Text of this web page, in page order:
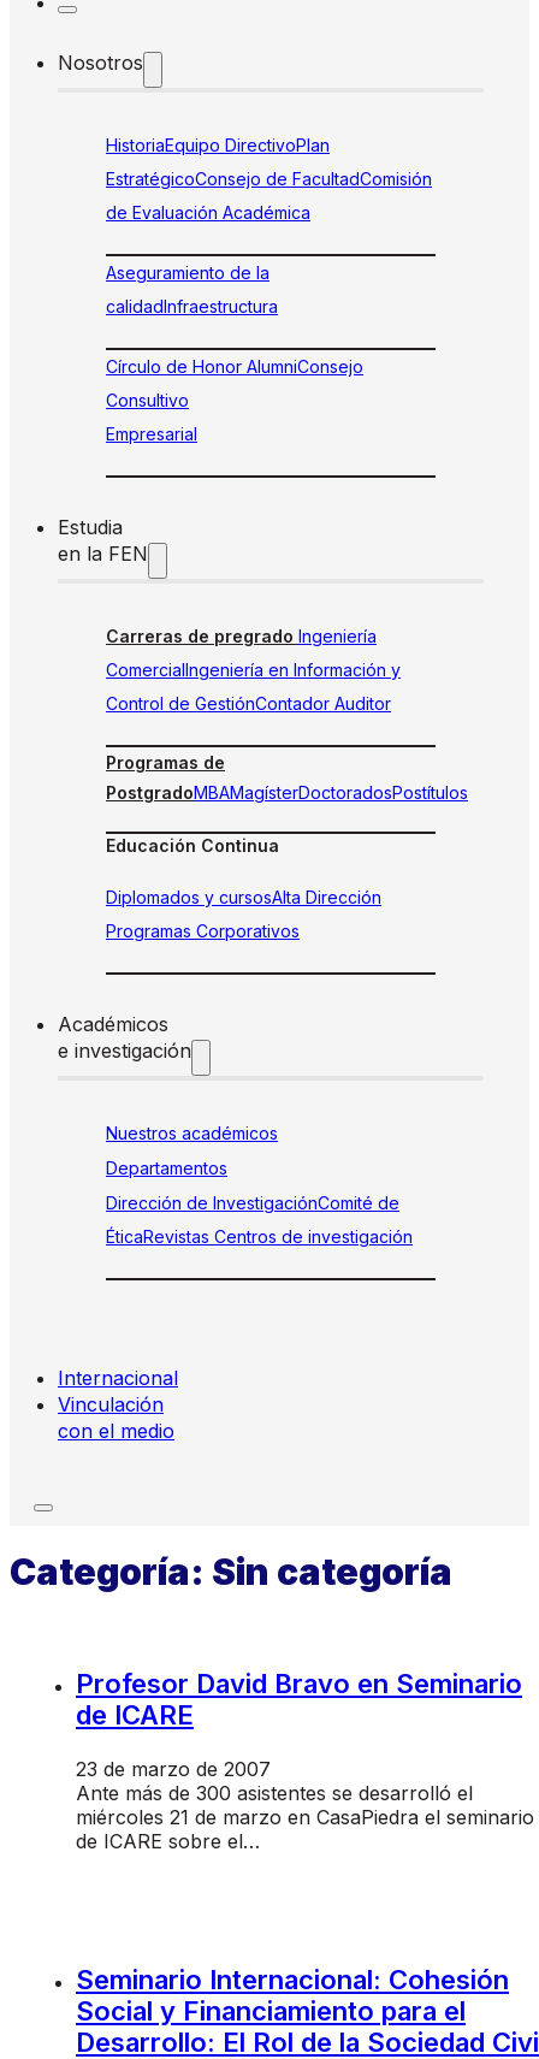
Nosotros
HistoriaEquipo DirectivoPlan
EstratégicoConsejo de FacultadComisión
de Evaluación Académica
Aseguramiento de la
calidadInfraestructura
Círculo de Honor AlumniConsejo
Consultivo
Empresarial
Estudia
en la FEN
Carreras de pregrado Ingeniería
ComercialIngeniería en Información y
Control de GestiónContador Auditor
Programas de
PostgradoMBAMagísterDoctoradosPostítulos
Educación Continua
Diplomados y cursosAlta Dirección
Programas Corporativos
Académicos
e investigación
Nuestros académicos
Departamentos
Dirección de InvestigaciónComité de
ÉticaRevistas Centros de investigación
Internacional
Vinculación
con el medio
Categoría: Sin categoría
Profesor David Bravo en Seminario
de ICARE
23 de marzo de 2007
Ante más de 300 asistentes se desarrolló el
miércoles 21 de marzo en CasaPiedra el seminario
de ICARE sobre el…
Seminario Internacional: Cohesión
Social y Financiamiento para el
Desarrollo: El Rol de la Sociedad